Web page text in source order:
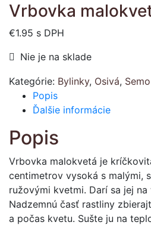
Vrbovka
€1.95 s DPH
Nie je na sklade
Kategórie: Bylinky, Osivá, Semo
Popis
Ďalšie informácie
Popis
Vrbovka malokvetá je
centimetrov vysoká s malými,
ružovými kvetmi. Darí sa jej
Nadzemnú časť rastliny
a počas kvetu. Sušte ju na